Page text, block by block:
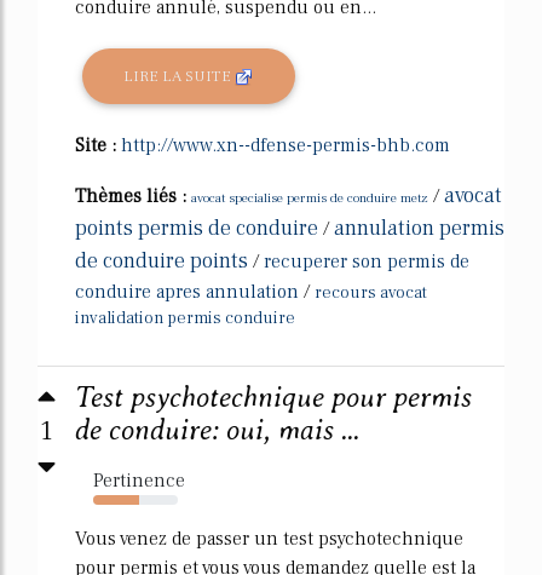
conduire annulé, suspendu ou en...
LIRE LA SUITE
Site : http://www.xn--dfense-permis-bhb.com
Thèmes liés : avocat specialise permis de conduire metz /avocat
points permis de conduire /annulation permis
de conduire points /recuperer son permis de
conduire apres annulation / recours avocat
invalidation permis conduire
1
Test psychotechnique pour permis
de conduire: oui, mais ...
Pertinence
54%
Vous venez de passer un test psychotechnique
pour permis et vous vous demandez quelle est la